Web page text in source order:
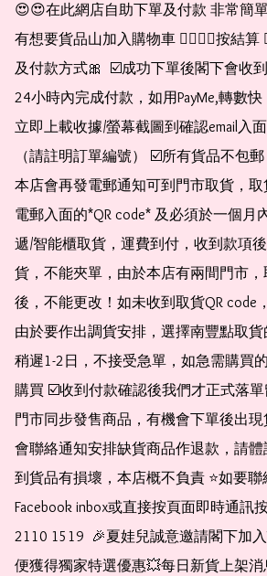
😍😍在此網店自助下單及付款 非常簡單
有想要貨品山加入購物車 👉🏻👉🏻按結算
及付款方式🎀  ☑️成功下單後閣下會收
24小時內完成付款，如用PayMe,轉數
立即上載收據/螢幕截圖到確認email入
（請註明訂單編號） ☑️所有貨品不包
本店會再發電郵通知可到門市取貨，
電郵入面的*QR code* 及必須於一個月
遞/智能櫃取貨，運費到付，收到款項
貨，不能夾單，由於本店有兩間門市
後，不能更改！如未收到取貨QR code
由於要作出調貨安排，選擇南豐點取
稍遲1-2日，不接受急單，如急需購買
購買 ☑️收到付款確認後我們才正式落
門市同步發售商品，有機會下單後出
會聯絡通知安排缺貨商品作退款，請
到貨品有損壞，本店概不負責 ⭐️如要聯
Facebook inbox或直接按頁面即時通訊
2110 1519  🎉夏娃兒誠意邀請閣下加
便獲得獨家特選優惠💥每日新貨上架